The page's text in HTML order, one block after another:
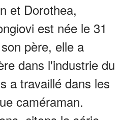
et Dorothea,
est née le 31
père, elle a
dans l'industrie du
a travaillé dans les
caméraman.